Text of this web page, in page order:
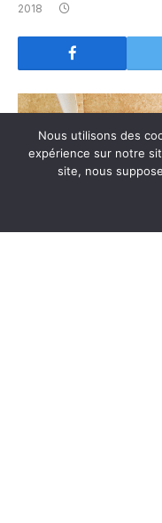
2018
Nous utilisons des
expérience sur notre
site, nous